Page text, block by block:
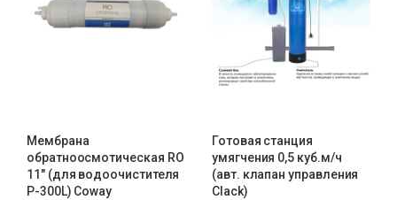
Мембрана
обратноосмотическая RO
11″ (для водоочистителя
P-300L) Coway
Готовая станция
умягчения 0,5 куб.м/ч
(авт. клапан управления
Clack)